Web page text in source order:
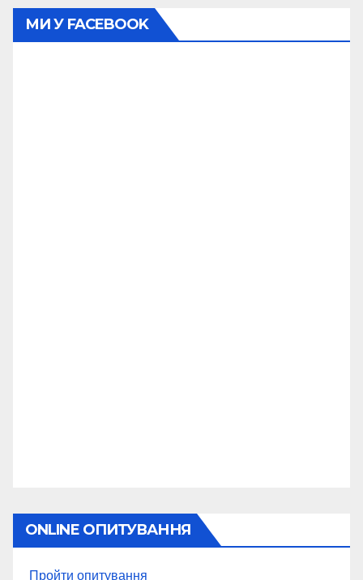
МИ У FACEBOOK
ONLINE ОПИТУВАННЯ
Пройти опитування